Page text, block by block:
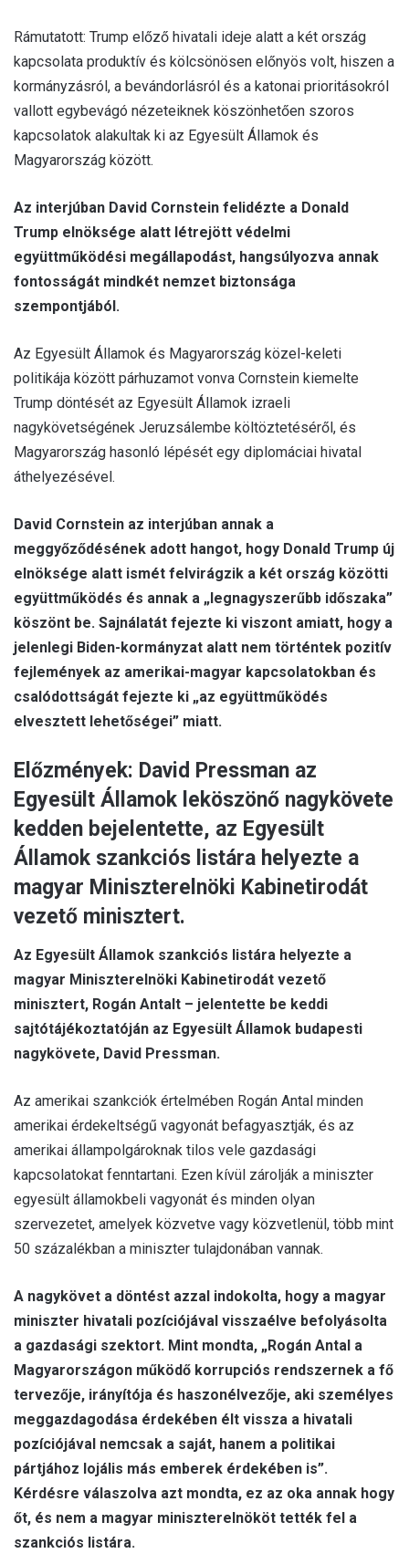
Rámutatott: Trump előző hivatali ideje alatt a két ország
kapcsolata produktív és kölcsönösen előnyös volt, hiszen a
kormányzásról, a bevándorlásról és a katonai prioritásokról
vallott egybevágó nézeteiknek köszönhetően szoros
kapcsolatok alakultak ki az Egyesült Államok és
Magyarország között.
Az interjúban David Cornstein felidézte a Donald
Trump elnöksége alatt létrejött védelmi
együttműködési megállapodást, hangsúlyozva annak
fontosságát mindkét nemzet biztonsága
szempontjából.
Az Egyesült Államok és Magyarország közel-keleti
politikája között párhuzamot vonva Cornstein kiemelte
Trump döntését az Egyesült Államok izraeli
nagykövetségének Jeruzsálembe költöztetéséről, és
Magyarország hasonló lépését egy diplomáciai hivatal
áthelyezésével.
David Cornstein az interjúban annak a
meggyőződésének adott hangot, hogy Donald Trump új
elnöksége alatt ismét felvirágzik a két ország közötti
együttműködés és annak a „legnagyszerűbb időszaka”
köszönt be. Sajnálatát fejezte ki viszont amiatt, hogy a
jelenlegi Biden-kormányzat alatt nem történtek pozitív
fejlemények az amerikai-magyar kapcsolatokban és
csalódottságát fejezte ki „az együttműködés
elvesztett lehetőségei” miatt.
Előzmények: David Pressman az
Egyesült Államok leköszönő nagykövete
kedden bejelentette, az Egyesült
Államok szankciós listára helyezte a
magyar Miniszterelnöki Kabinetirodát
vezető minisztert.
Az Egyesült Államok szankciós listára helyezte a
magyar Miniszterelnöki Kabinetirodát vezető
minisztert, Rogán Antalt – jelentette be keddi
sajtótájékoztatóján az Egyesült Államok budapesti
nagykövete, David Pressman.
Az amerikai szankciók értelmében Rogán Antal minden
amerikai érdekeltségű vagyonát befagyasztják, és az
amerikai állampolgároknak tilos vele gazdasági
kapcsolatokat fenntartani. Ezen kívül zárolják a miniszter
egyesült államokbeli vagyonát és minden olyan
szervezetet, amelyek közvetve vagy közvetlenül, több mint
50 százalékban a miniszter tulajdonában vannak.
A nagykövet a döntést azzal indokolta, hogy a magyar
miniszter hivatali pozíciójával visszaélve befolyásolta
a gazdasági szektort. Mint mondta, „Rogán Antal a
Magyarországon működő korrupciós rendszernek a fő
tervezője, irányítója és haszonélvezője, aki személyes
meggazdagodása érdekében élt vissza a hivatali
pozíciójával nemcsak a saját, hanem a politikai
pártjához lojális más emberek érdekében is”.
Kérdésre válaszolva azt mondta, ez az oka annak hogy
őt, és nem a magyar miniszterelnököt tették fel a
szankciós listára.